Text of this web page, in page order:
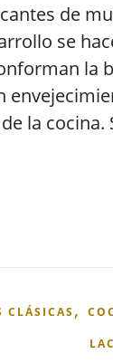
de
se
la
la
CLÁSICAS,